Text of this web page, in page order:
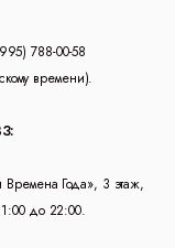
788-00-58
времени).
Времена Года», 3 этаж,
до 22:00.